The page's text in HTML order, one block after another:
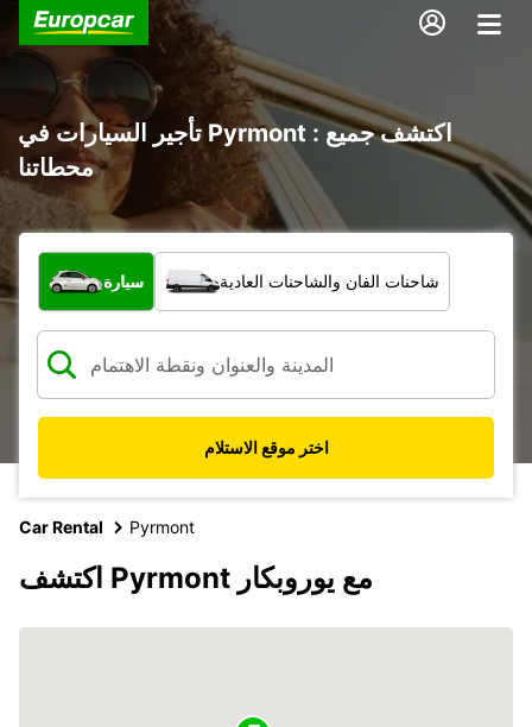
تأجير السيارات في Pyrmont : اكتشف جميع
محطاتنا
ما نوع المركبة؟
سيارة شاحنات الفان والشاحنات العادية
اختر موقع الاستلام
Car Rental Pyrmont
اكتشف Pyrmont مع يوروبكار